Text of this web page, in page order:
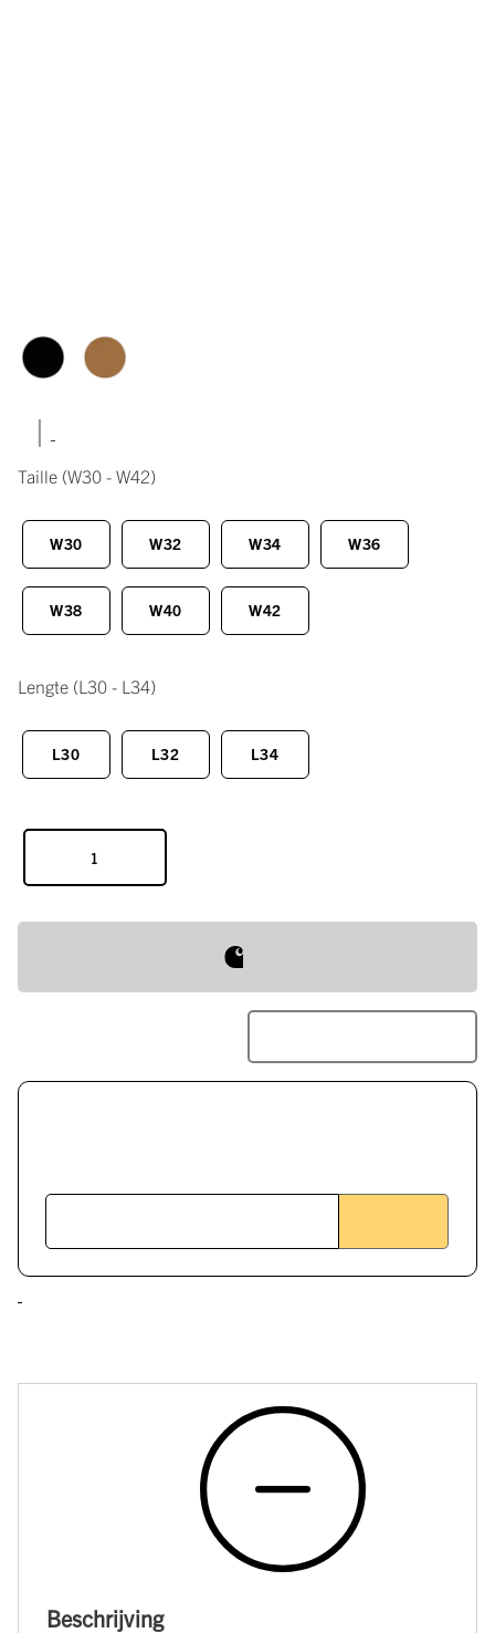
|
Taille (W30 - W42)
W30 W32 W34 W36
W38 W40 W42
Lengte (L30 - L34)
L30 L32 L34
Beschrijving